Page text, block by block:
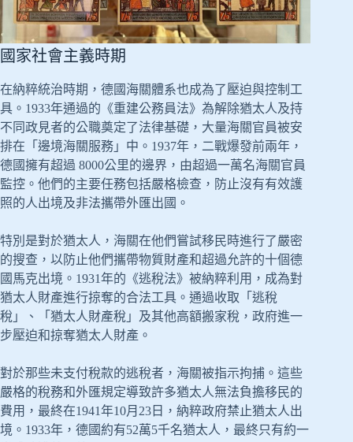
國家社會主義時期
在納粹統治時期，德國海關體系也成為了壓迫與控制工
具。1933年通過的《重建公務員法》為解除猶太人及持
不同政見者的公職奠定了法律基礎，大量海關官員被安
排在「邊境海關服務」中。1937年，二戰爆發前兩年，
德國擁有超過 8000公里的邊界，由超過一萬名海關官員
監控。他們的主要任務包括嚴格檢查，防止沒有有效護
照的人出境及非法攜帶外匯出國。
特別是對於猶太人，海關在他們嘗試移民時進行了嚴密
的搜查，以防止他們攜帶物質財產和超過允許的十個德
國馬克出境。1931年的《逃稅法》被納粹利用，成為對
猶太人財產進行掠奪的合法工具。通過收取「逃稅
稅」、「猶太人財產稅」及其他高額搬家稅，政府進一
步壓迫和掠奪猶太人財產。
對於那些未支付稅款的逃稅者，海關被指示拘捕。這些
嚴格的稅務和外匯規定導致許多猶太人無法負擔移民的
費用，最終在1941年10月23日，納粹政府禁止猶太人出
境。1933年，德國約有52萬5千名猶太人，最終只有約一